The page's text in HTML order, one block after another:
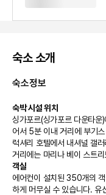
숙소 소개
숙소정보
숙박 시설 위치
싱가포르(싱가포르 다운타
어서 5분 이내 거리에 부기
럭셔리 호텔에서 내셔널 갤
거리에는 마리나 베이 스트
객실
에어컨이 설치된 350개의
하게 머무실 수 있습니다. 유